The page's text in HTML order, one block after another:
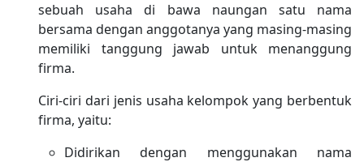
sebuah usaha di bawa naungan satu nama
bersama dengan anggotanya yang masing-masing
memiliki tanggung jawab untuk menanggung
firma.
Ciri-ciri dari jenis usaha kelompok yang berbentuk
firma, yaitu:
Didirikan dengan menggunakan nama